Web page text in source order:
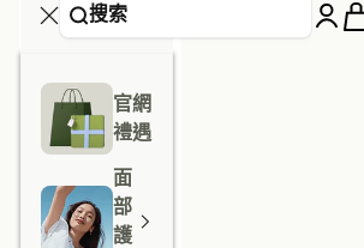
官網
禮遇
面
部
護